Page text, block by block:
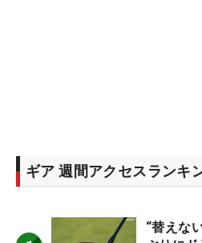
ギア 週間アクセスランキ
“替えな